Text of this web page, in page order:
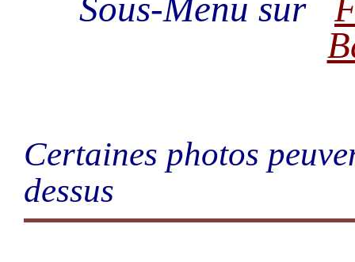
Sous-Menu sur
Certaines photos
dessus